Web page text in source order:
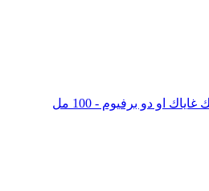
او دو برفيوم - 100 مل